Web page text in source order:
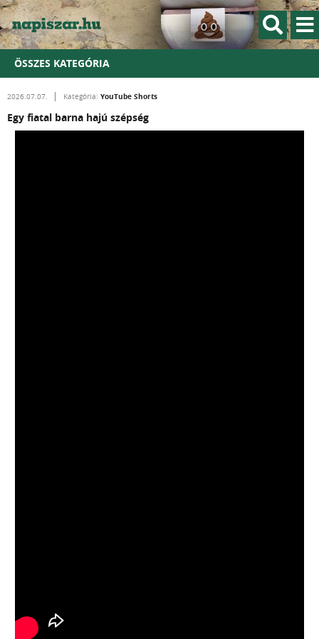
ÖSSZES KATEGÓRIA
2026.07.07. Kategória: YouTube Shorts
Egy fiatal barna hajú szépség